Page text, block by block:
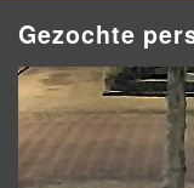
Gezochte